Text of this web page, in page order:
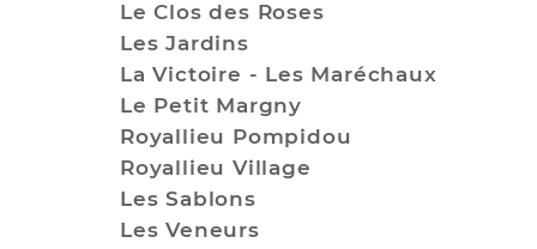
Le Clos des Roses
Les Jardins
La Victoire - Les Maréchaux
Le Petit Margny
Royallieu Pompidou
Royallieu Village
Les Sablons
Les Veneurs